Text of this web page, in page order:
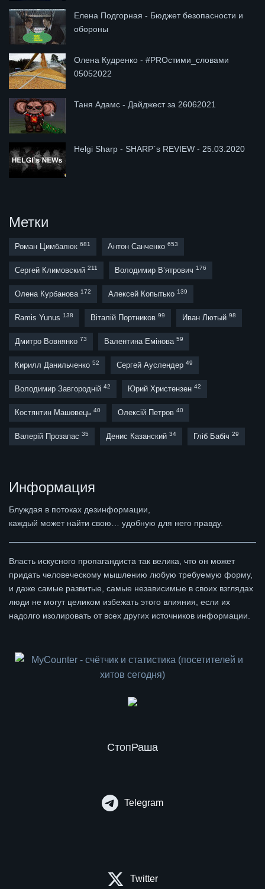
Елена Подгорная - Бюджет безопасности и
обороны
Олена Кудренко - #PROстими_словами
05052022
Таня Адамс - Дайджест за 26062021
Helgi Sharp - SHARP`s REVIEW - 25.03.2020
Метки
Роман Цимбалюк 681 Антон Санченко 653
Сергей Климовский 211 Володимир В’ятрович 176
Олена Курбанова 172 Алексей Копытько 139
Ramis Yunus 138 Віталій Портников 99 Иван Лютый 98
Дмитро Вовнянко 73 Валентина Емінова 59
Кирилл Данильченко 52 Сергей Ауслендер 49
Володимир Завгородній 42 Юрий Христензен 42
Костянтин Машовець 40 Олексій Петров 40
Валерій Прозапас 35 Денис Казанский 34 Гліб Бабіч 29
Информация
Блуждая в потоках дезинформации,
каждый может найти свою… удобную для него правду.
Власть искусного пропагандиста так велика, что он может
придать человеческому мышлению любую требуемую форму,
и даже самые развитые, самые независимые в своих взглядах
люди не могут целиком избежать этого влияния, если их
надолго изолировать от всех других источников информации.
СтопРаша
Telegram
Twitter